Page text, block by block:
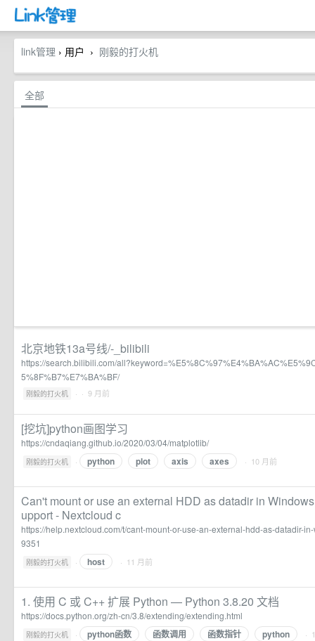
link管理 › 用户 › 刚毅的打火机
全部
北京地铁13a号线/-_bilibili
https://search.bilibili.com/
5%8F%B7%E7%BA%BF/
刚毅的打火机 · · 9 月前
[挖坑]python画图学习
https://cndaqiang.github.io/2020/03/04/matplotlib/
刚毅的打火机 · python plot axis axes · 10 月前
Can't mount or use an external HDD as datadir in
upport - Nextcloud c
https://help.nextcloud.com/t/cant-mount-or-use-an-external-hdd-as-datadir-
9351
刚毅的打火机 · host · 11 月前
1. 使用 C 或 C++ 扩展 Python — Python 3.8.20 文档
https://docs.python.org/zh-cn/3.8/extending/extending.html
刚毅的打火机 · python函数 函数调用 函数指针 python ·